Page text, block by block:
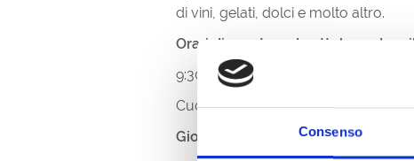
Consenso
di vini, gelati, dolci e molto altro.
Orari di apertura da ottobre ad
9:30 - 22:00
Cucina e pizzeria aperte con orario
Giovedì
CHIUSO PER TURNO DI